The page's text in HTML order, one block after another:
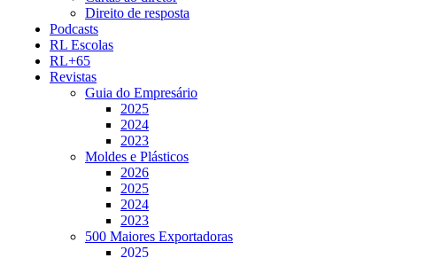
Direito de resposta
Podcasts
RL Escolas
RL+65
Revistas
Guia do Empresário
2025
2024
2023
Moldes e Plásticos
2026
2025
2024
2023
500 Maiores Exportadoras
2025